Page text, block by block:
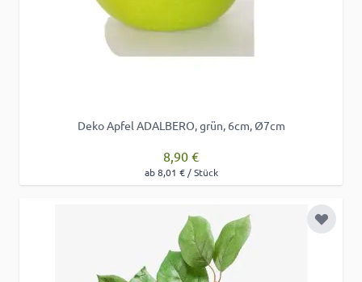
Deko Apfel ADALBERO, grün, 6cm, Ø7cm
8,90 €
ab 8,01 € / Stück
Zur